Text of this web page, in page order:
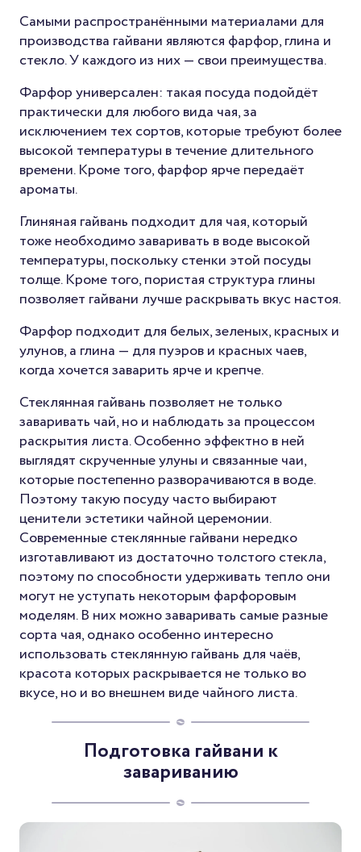
Самыми распространёнными материалами для
производства гайвани являются фарфор, глина и
стекло. У каждого из них — свои преимущества.
Фарфор универсален: такая посуда подойдёт
практически для любого вида чая, за
исключением тех сортов, которые требуют более
высокой температуры в течение длительного
времени. Кроме того, фарфор ярче передаёт
ароматы.
Глиняная гайвань подходит для чая, который
тоже необходимо заваривать в воде высокой
температуры, поскольку стенки этой посуды
толще. Кроме того, пористая структура глины
позволяет гайвани лучше раскрывать вкус настоя.
Фарфор подходит для белых, зеленых, красных и
улунов, а глина — для пуэров и красных чаев,
когда хочется заварить ярче и крепче.
Стеклянная гайвань позволяет не только
заваривать чай, но и наблюдать за процессом
раскрытия листа. Особенно эффектно в ней
выглядят скрученные улуны и связанные чаи,
которые постепенно разворачиваются в воде.
Поэтому такую посуду часто выбирают
ценители эстетики чайной церемонии.
Современные стеклянные гайвани нередко
изготавливают из достаточно толстого стекла,
поэтому по способности удерживать тепло они
могут не уступать некоторым фарфоровым
моделям. В них можно заваривать самые разные
сорта чая, однако особенно интересно
использовать стеклянную гайвань для чаёв,
красота которых раскрывается не только во
вкусе, но и во внешнем виде чайного листа.
Подготовка гайвани к
завариванию